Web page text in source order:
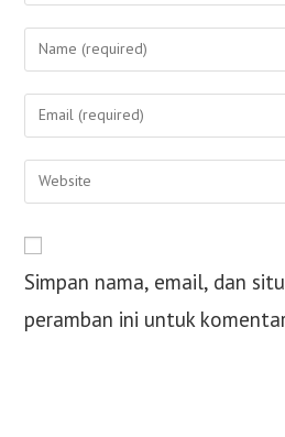
Simpan nama, email, dan
peramban ini untuk